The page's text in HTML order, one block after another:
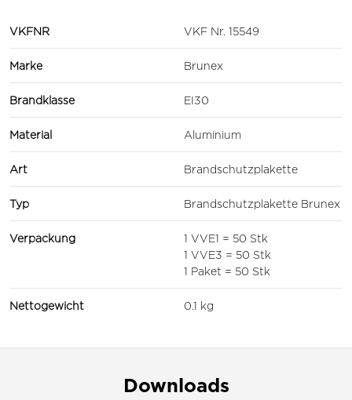
VKFNR VKF Nr. 15549
Marke Brunex
Brandklasse EI30
Material Aluminium
Art Brandschutzplakette
Typ Brandschutzplakette Brunex
Verpackung
1 VVE1 = 50 Stk
1 VVE3 = 50 Stk
1 Paket = 50 Stk
Nettogewicht 0.1 kg
Downloads